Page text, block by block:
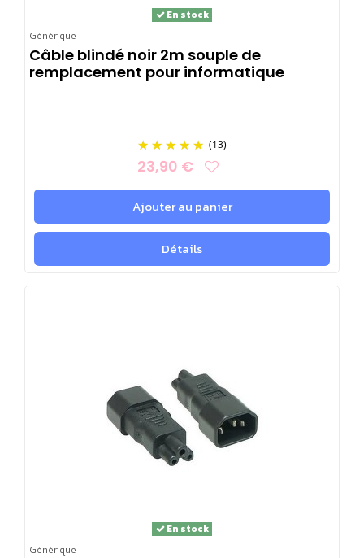
Générique
En stock
Câble blindé noir 2m souple de
remplacement pour informatique
(13)
23,90 €
Ajouter au panier
Détails
Générique
En stock